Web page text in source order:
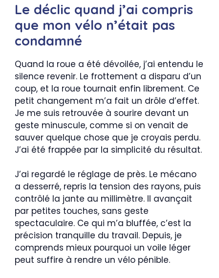
Le déclic quand j’ai compris
que mon vélo n’était pas
condamné
Quand la roue a été dévoilée, j’ai entendu le
silence revenir. Le frottement a disparu d’un
coup, et la roue tournait enfin librement. Ce
petit changement m’a fait un drôle d’effet.
Je me suis retrouvée à sourire devant un
geste minuscule, comme si on venait de
sauver quelque chose que je croyais perdu.
J’ai été frappée par la simplicité du résultat.
J’ai regardé le réglage de près. Le mécano
a desserré, repris la tension des rayons, puis
contrôlé la jante au millimètre. Il avançait
par petites touches, sans geste
spectaculaire. Ce qui m’a bluffée, c’est la
précision tranquille du travail. Depuis, je
comprends mieux pourquoi un voile léger
peut suffire à rendre un vélo pénible.